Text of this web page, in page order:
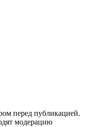
перед публикацией.
модерацию